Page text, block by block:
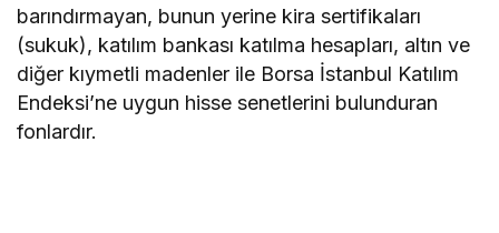
barındırmayan, bunun yerine kira sertifikaları
(sukuk), katılım bankası katılma hesapları, altın ve
diğer kıymetli madenler ile Borsa İstanbul Katılım
Endeksi’ne uygun hisse senetlerini bulunduran
fonlardır.